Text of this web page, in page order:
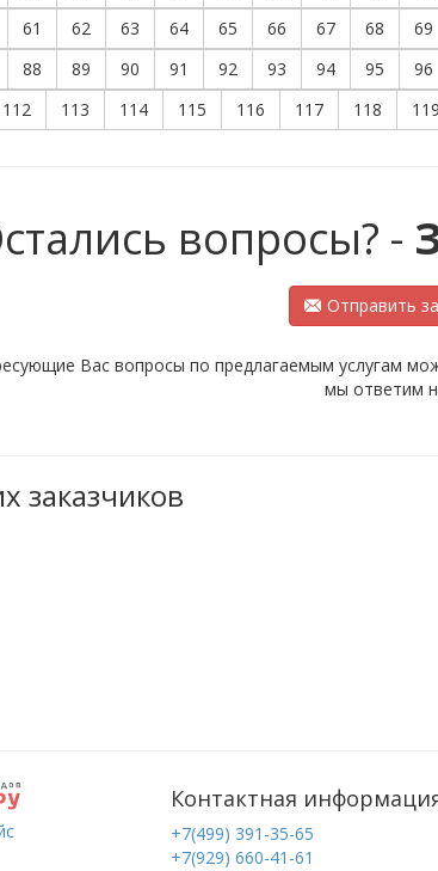
61 62 63 64 65 66 67 68 69
88 89 90 91 92 93 94 95 96
112 113 114 115 116 117 118 119
вопросы? -
Отправить
Вас вопросы по предлагаемым услугам
мы ответим
заказчиков
Контактная
+7(499) 391-35-65
+7(929) 660-41-61